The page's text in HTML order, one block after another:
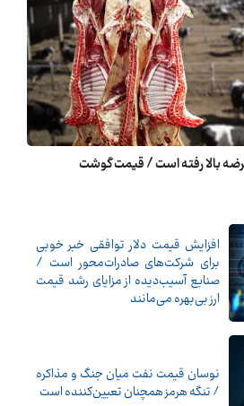
بالا رفته است / قیمت گوشت
افزایش قیمت دلار توافقی خبر خوبی
برای شرکت‌های صادرات‌محور است /
صنایع آسیب‌دیده از مزایای رشد قیمت
ارز بی‌بهره می‌مانند
نوسان قیمت نفت میان جنگ و مذاکره
/ تنگه هرمز همچنان تعیین‌کننده است